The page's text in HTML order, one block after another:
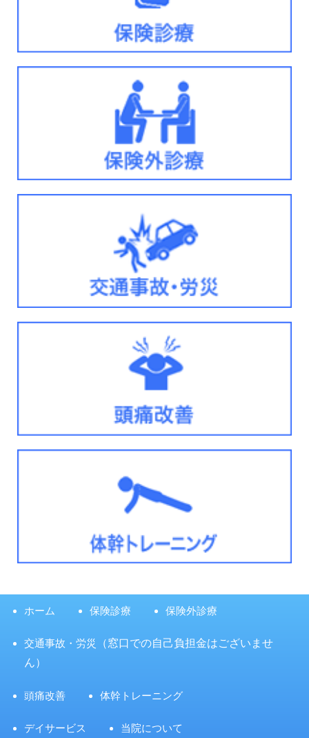
ホーム 保険診療 保険外診療
交通事故・労災
（窓口での自己負担金はございませ
ん）
頭痛改善 体幹トレーニング
デイサービス 当院について